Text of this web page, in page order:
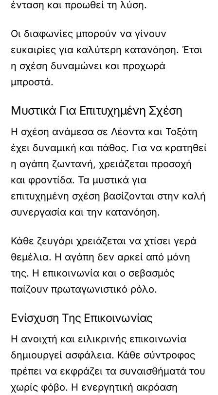
ένταση και προωθεί τη λύση.
Οι διαφωνίες μπορούν να γίνουν
ευκαιρίες για καλύτερη κατανόηση. Έτσι
η σχέση δυναμώνει και προχωρά
μπροστά.
Μυστικά Για Επιτυχημένη Σχέση
Η σχέση ανάμεσα σε Λέοντα και Τοξότη
έχει δυναμική και πάθος. Για να κρατηθεί
η αγάπη ζωντανή, χρειάζεται προσοχή
και φροντίδα. Τα μυστικά για
επιτυχημένη σχέση βασίζονται στην καλή
συνεργασία και την κατανόηση.
Κάθε ζευγάρι χρειάζεται να χτίσει γερά
θεμέλια. Η αγάπη δεν αρκεί από μόνη
της. Η επικοινωνία και ο σεβασμός
παίζουν πρωταγωνιστικό ρόλο.
Ενίσχυση Της Επικοινωνίας
Η ανοιχτή και ειλικρινής επικοινωνία
δημιουργεί ασφάλεια. Κάθε σύντροφος
πρέπει να εκφράζει τα συναισθήματά του
χωρίς φόβο. Η ενεργητική ακρόαση